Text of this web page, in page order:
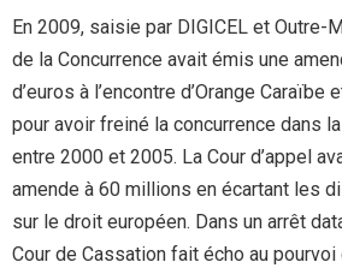
En 2009, saisie par DIGICEL et Outre-
de la Concurrence avait émis une
d’euros à l’encontre d’Orange Caraïbe
pour avoir freiné la concurrence dans
entre 2000 et 2005. La Cour d’appel
amende à 60 millions en écartant les
sur le droit européen. Dans un arrêt
Cour de Cassation fait écho au pourvoi